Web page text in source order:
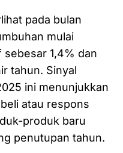
pada bulan
mulai
1,4% dan
tahun. Sinyal
ini menunjukkan
atau respons
produk baru
penutupan tahun.